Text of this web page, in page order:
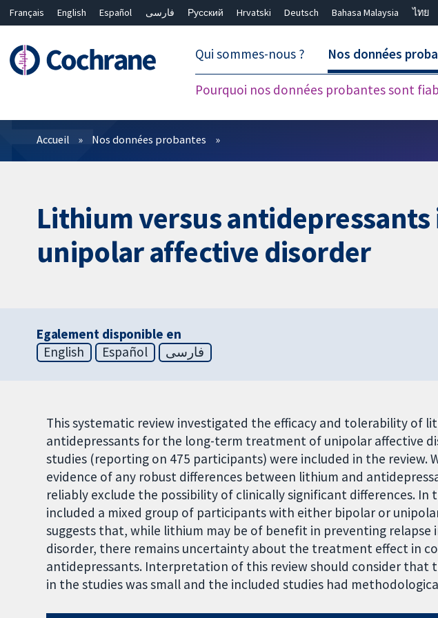
Français English Español فارسی Русский Hrvatski Deutsch Bahasa Malaysia
ไทย
Qui sommes-nous ? Nos données
Pourquoi nos données probantes sont
Filtres
Accueil Nos données probantes
Lithium versus
unipolar affective disorder
Egalement disponible en
English
Español فارسی
This systematic review investigated the efficacy and tolerability of
antidepressants for the long-term treatment of unipolar affective
studies (reporting on 475 participants) were included in the review.
evidence of any robust differences between lithium and
reliably exclude the possibility of clinically significant differences. In
included a mixed group of participants with either bipolar or
suggests that, while lithium may be of benefit in preventing relapse
disorder, there remains uncertainty about the treatment effect in
antidepressants. Interpretation of this review should consider that
in the studies was small and the included studies had